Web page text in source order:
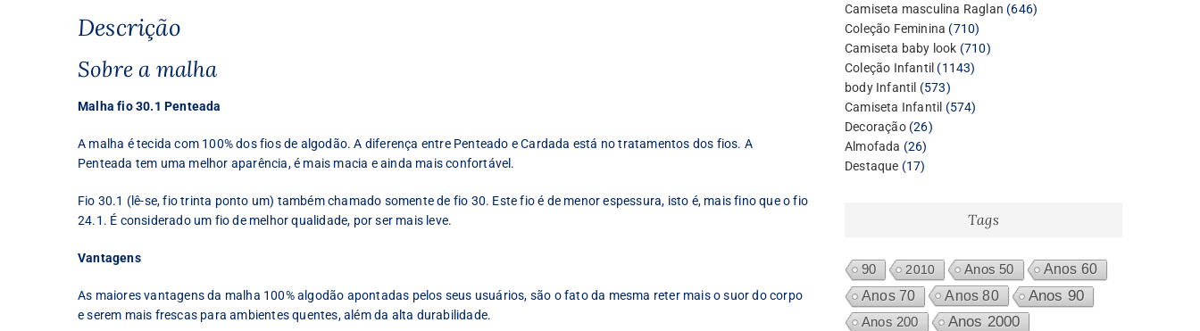
Descrição
Sobre a malha
Malha fio 30.1 Penteada
A malha é tecida com 100% dos fios de algodão. A diferença entre Penteado e Cardada está no tratamentos dos fios. A
Penteada tem uma melhor aparência, é mais macia e ainda mais confortável.
Fio 30.1 (lê-se, fio trinta ponto um) também chamado somente de fio 30. Este fio é de menor espessura, isto é, mais fino que o fio
24.1. É considerado um fio de melhor qualidade, por ser mais leve.
Vantagens
As maiores vantagens da malha 100% algodão apontadas pelos seus usuários, são o fato da mesma reter mais o suor do corpo
e serem mais frescas para ambientes quentes, além da alta durabilidade.
produtos
Camiseta masculina Raglan 646646
Coleção Feminina 710710
produtos
Camiseta baby look 710710
Coleção Infantil 11431143
body Infantil 573573
produtos
Camiseta Infantil 574574
Decoração 2626
Almofada 2626
produtos
Destaque 1717
Tags
90 2010 Anos 50
Anos 60
Anos 70
Anos 80 Anos 90
Anos 200 Anos 2000